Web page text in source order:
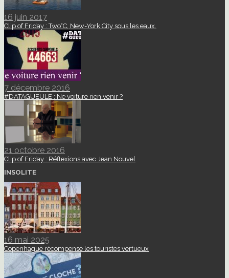
16 juin 2017
Clip of Friday : Two°C, New-York City sous les eaux.
7 décembre 2016
#DATAGUEULE : Ne voiture rien venir ?
21 octobre 2016
Clip of Friday : Réflexions avec Jean Nouvel
INSOLITE
16 mai 2025
Copenhague récompense les touristes vertueux